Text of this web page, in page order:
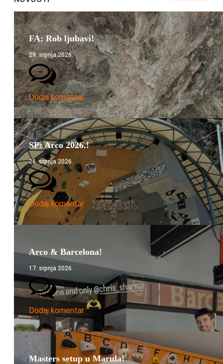
FA: Rob ljubavi!
29. srpnja 2026.
Dodaj komentar
SP: Arco 2026.!
26. srpnja 2026.
Dodaj komentar
Arco & Barcelona!
17. srpnja 2026.
Dodaj komentar
Masters setup u Marula!